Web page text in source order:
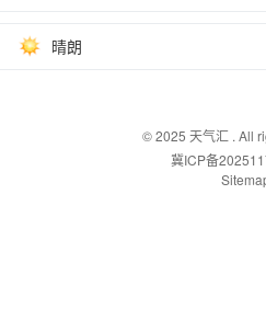
晴朗
© 2025 天气汇. All
冀ICP备